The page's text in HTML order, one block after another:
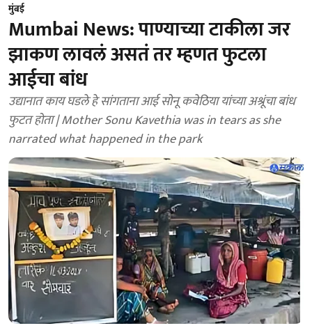
मुंबई
Mumbai News: पाण्याच्या टाकीला जर
झाकण लावलं असतं तर म्हणत फुटला
आईचा बांध
उद्यानात काय घडले हे सांगताना आई सोनू कवेठिया यांच्या अश्रूंचा बांध
फुटत होता | Mother Sonu Kavethia was in tears as she
narrated what happened in the park